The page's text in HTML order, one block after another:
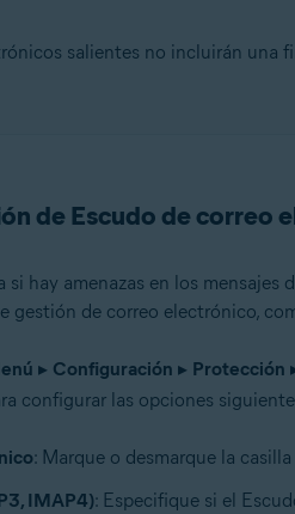
salientes no incluirán una
de Escudo de correo
si hay amenazas en los
gestión de correo electrónico,
▸ Configuración ▸ Protección
configurar las opciones
: Marque o desmarque la
IMAP4): Especifique si el